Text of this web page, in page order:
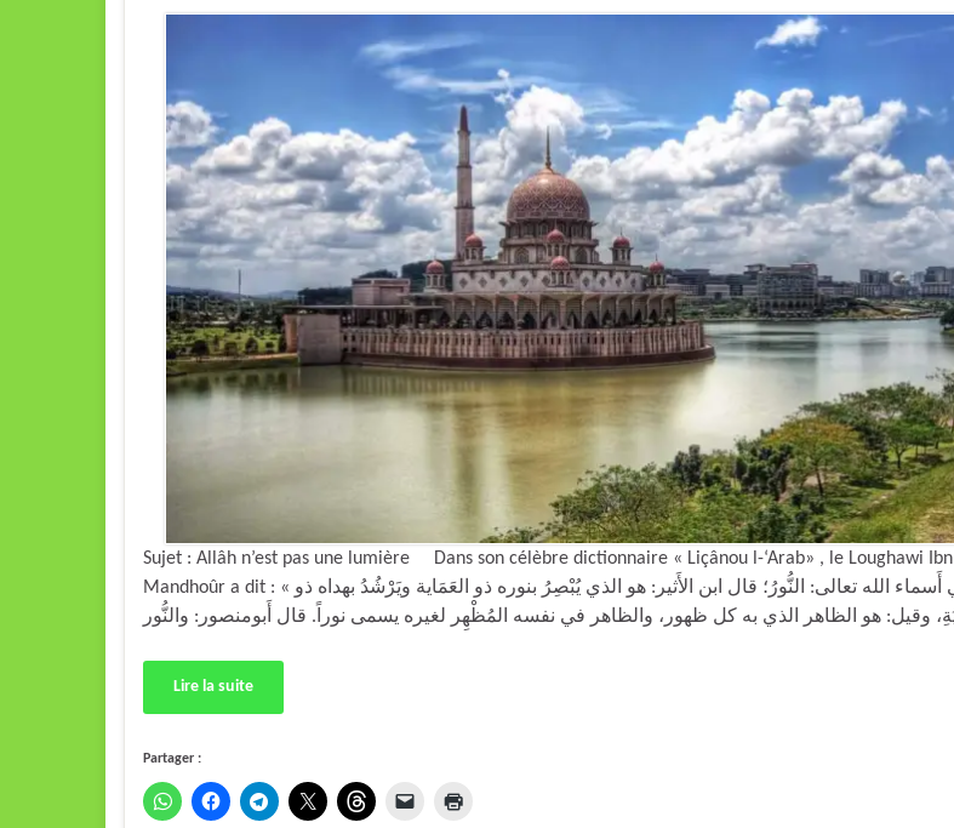
Sujet : Allâh n’est pas une lumière Dans son célèbre dictionnaire « Liçânou l-‘Arab» , le Loughawi Ibn
Mandhoûr a dit : « نور: في أَسماء الله تعالى: النُّورُ؛ قال ابن الأَثير: هو الذي يُبْصِرُ بنوره ذو العَمَاية ويَرْشُدُ بهداه ذو
Lire la suite
Partager :